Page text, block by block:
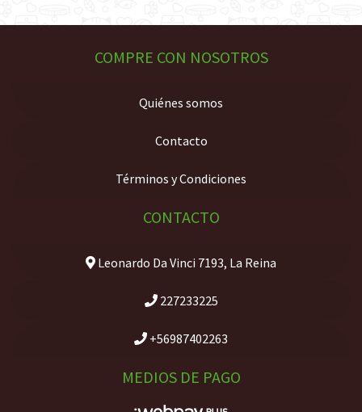
COMPRE CON NOSOTROS
Quiénes somos
Contacto
Términos y Condiciones
CONTACTO
Leonardo Da Vinci 7193, La Reina
227233225
+56987402263
MEDIOS DE PAGO